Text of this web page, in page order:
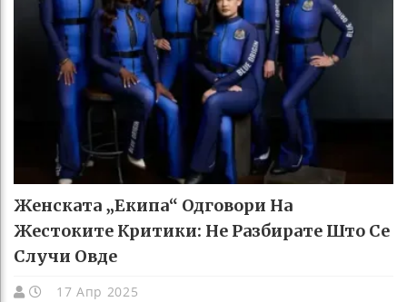
Женската „екипа“ Одговори На
Жестоките Критики: Не Разбирате Што Се
Случи Овде
17 Апр 2025